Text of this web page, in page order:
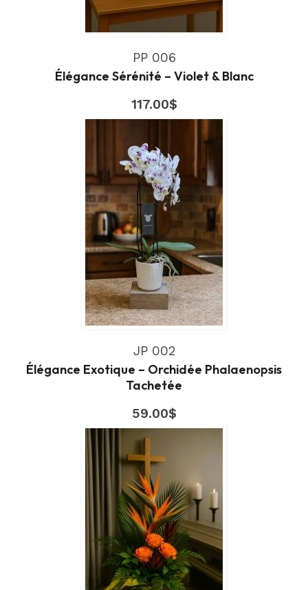
PP 006
Élégance Sérénité – Violet & Blanc
117.00$
JP 002
Élégance Exotique – Orchidée Phalaenopsis
Tachetée
59.00$